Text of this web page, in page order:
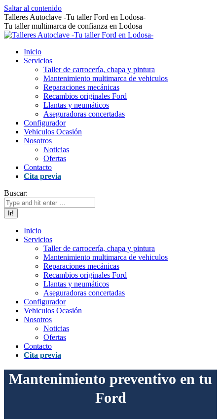
Saltar al contenido
Talleres Autoclave -Tu taller Ford en Lodosa-
Tu taller multimarca de confianza en Lodosa
Inicio
Servicios
Taller de carrocería, chapa y pintura
Mantenimiento multimarca de vehiculos
Reparaciones mecánicas
Recambios originales Ford
Llantas y neumáticos
Aseguradoras concertadas
Configurador
Vehiculos Ocasión
Nosotros
Noticias
Ofertas
Contacto
Cita previa
Buscar:
Inicio
Servicios
Taller de carrocería, chapa y pintura
Mantenimiento multimarca de vehiculos
Reparaciones mecánicas
Recambios originales Ford
Llantas y neumáticos
Aseguradoras concertadas
Configurador
Vehiculos Ocasión
Nosotros
Noticias
Ofertas
Contacto
Cita previa
Mantenimiento preventivo en tu
Ford